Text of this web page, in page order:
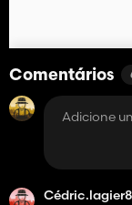
Comentários